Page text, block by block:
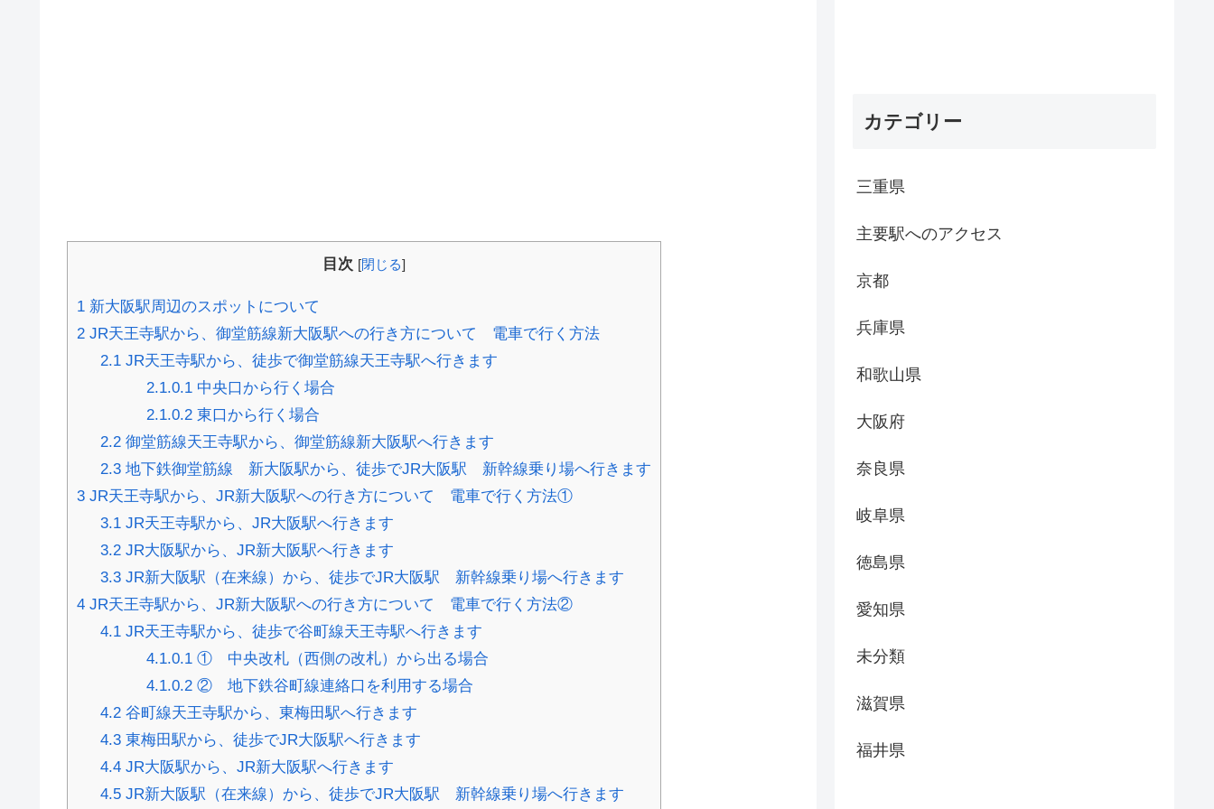
目次 [閉じる]
1 新大阪駅周辺のスポットについて
2 JR天王寺駅から、御堂筋線新大阪駅への行き方について 電車で行く方法
2.1JR天王寺駅から、徒歩で御堂筋線天王寺駅へ行きます
2.1.0.1中央口から行く場合
2.1.0.2東口から行く場合
2.2御堂筋線天王寺駅から、御堂筋線新大阪駅へ行きます
2.3地下鉄御堂筋線 新大阪駅から、徒歩でJR大阪駅 新幹線乗り場へ行きます
3 JR天王寺駅から、JR新大阪駅への行き方について 電車で行く方法①
3.1JR天王寺駅から、JR大阪駅へ行きます
3.2JR大阪駅から、JR新大阪駅へ行きます
3.3JR新大阪駅（在来線）から、徒歩でJR大阪駅 新幹線乗り場へ行きます
4 JR天王寺駅から、JR新大阪駅への行き方について 電車で行く方法②
4.1JR天王寺駅から、徒歩で谷町線天王寺駅へ行きます
4.1.0.1① 中央改札（西側の改札）から出る場合
4.1.0.2② 地下鉄谷町線連絡口を利用する場合
4.2谷町線天王寺駅から、東梅田駅へ行きます
4.3東梅田駅から、徒歩でJR大阪駅へ行きます
4.4JR大阪駅から、JR新大阪駅へ行きます
4.5JR新大阪駅（在来線）から、徒歩でJR大阪駅 新幹線乗り場へ行きます
カテゴリー
三重県
主要駅へのアクセス
京都
兵庫県
和歌山県
大阪府
奈良県
岐阜県
徳島県
愛知県
未分類
滋賀県
福井県